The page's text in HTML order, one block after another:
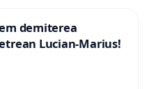
demiterea
Lucian-Marius!